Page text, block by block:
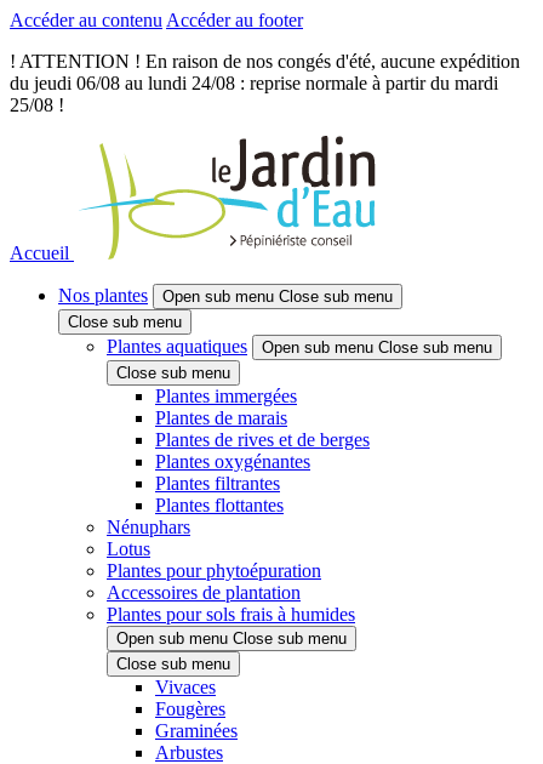
Accéder au contenu Accéder au footer
! ATTENTION ! En raison de nos congés d'été, aucune expédition
du jeudi 06/08 au lundi 24/08 : reprise normale à partir du mardi
25/08 !
Accueil
Nos plantes Open sub menu Close sub menu
Close sub menu
Plantes aquatiques Open sub menu Close sub menu
Close sub menu
Plantes immergées
Plantes de marais
Plantes de rives et de berges
Plantes oxygénantes
Plantes filtrantes
Plantes flottantes
Nénuphars
Lotus
Plantes pour phytoépuration
Accessoires de plantation
Plantes pour sols frais à humides
Open sub menu Close sub menu
Close sub menu
Vivaces
Fougères
Graminées
Arbustes